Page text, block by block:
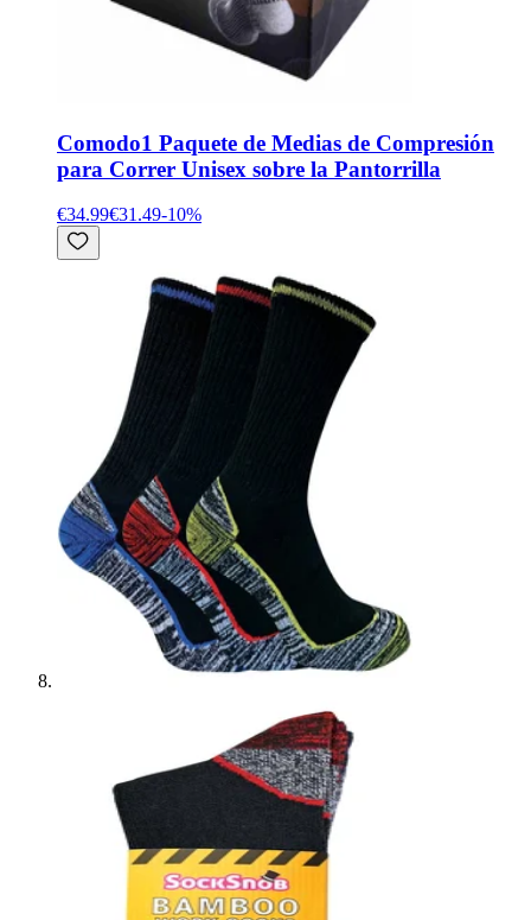
Comodo1 Paquete de Medias de Compresión
para Correr Unisex sobre la Pantorrilla
€34.99€31.49-10%